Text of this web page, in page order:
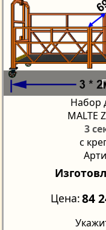
Набор
MALTE
3
с
Цена 84